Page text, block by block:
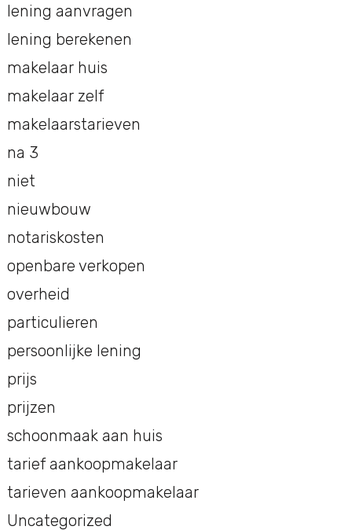
lening aanvragen
lening berekenen
makelaar huis
makelaar zelf
makelaarstarieven
na 3
niet
nieuwbouw
notariskosten
openbare verkopen
overheid
particulieren
persoonlijke lening
prijs
prijzen
schoonmaak aan huis
tarief aankoopmakelaar
tarieven aankoopmakelaar
Uncategorized